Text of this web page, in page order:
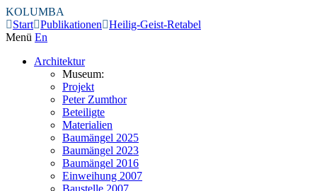
KOLUMBA
Start Publikationen
Heilig-Geist-Retabel
Menü En
Architektur
Museum:
Projekt
Peter Zumthor
Beteiligte
Materialien
Baumängel 2025
Baumängel 2023
Baumängel 2016
Einweihung 2007
Baustelle 2007